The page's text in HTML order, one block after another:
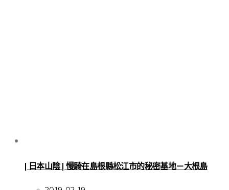
| 日本山陰 | 慢騎在島根縣松江市的秘密基地－大根島